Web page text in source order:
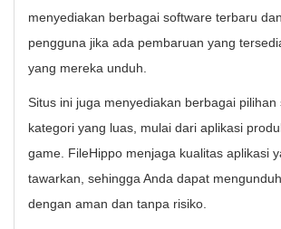
menyediakan berbagai software terbaru
pengguna jika ada pembaruan yang
yang mereka unduh.
Situs ini juga menyediakan berbagai pilihan
kategori yang luas, mulai dari aplikasi
game. FileHippo menjaga kualitas aplikasi
tawarkan, sehingga Anda dapat
dengan aman dan tanpa risiko.